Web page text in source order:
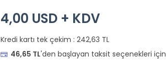
4,00 USD + KDV
Kredi kartı tek çekim : 242,63 TL
46,65 TL'den başlayan taksit seçenekleri için